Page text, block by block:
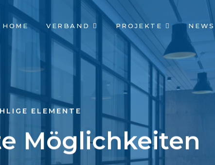
NAVIGATION
ÜBERSPRINGEN
HOME VERBAND PROJEKTE NEWS
ELEMENTE
Möglichkeiten